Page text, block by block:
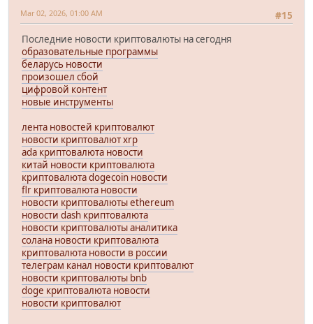
#15
Mar 02, 2026, 01:00 AM
Последние новости криптовалюты на сегодня
образовательные программы
беларусь новости
произошел сбой
цифровой контент
новые инструменты
лента новостей криптовалют
новости криптовалют xrp
ada криптовалюта новости
китай новости криптовалюта
криптовалюта dogecoin новости
flr криптовалюта новости
новости криптовалюты ethereum
новости dash криптовалюта
новости криптовалюты аналитика
солана новости криптовалюта
криптовалюта новости в россии
телеграм канал новости криптовалют
новости криптовалюты bnb
doge криптовалюта новости
новости криптовалют